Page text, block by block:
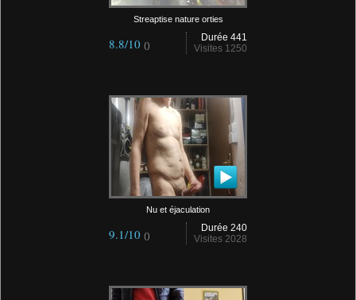
Streaptise nature orties
Durée 441
Visites 1250
8.8/10 ()
Nu et éjaculation
Durée 240
Visites 2028
9.1/10 ()